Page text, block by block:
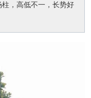
，高低不一，长势好